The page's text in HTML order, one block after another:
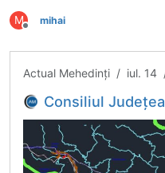
M
Deconectat
mihai
Actual Mehedinți / iul. 14
Consiliul Județean anunță o nouă